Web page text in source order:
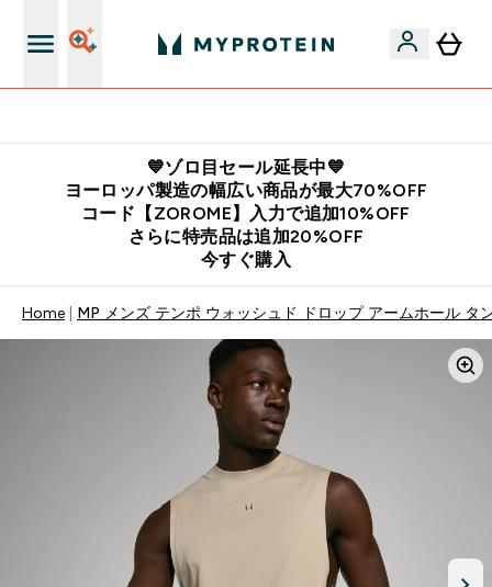
💙ゾロ目セール延長中💙
ヨーロッパ製造の幅広い商品が最大70%OFF
コード【ZOROME】入力で追加10%OFF
さらに特売品は追加20%OFF
今すぐ購入
Home MP メンズ テンポ ウォッシュド ドロップ アームホール タ